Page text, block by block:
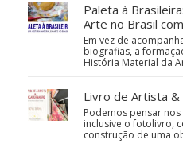
Paleta à
Arte no Brasil
Em vez de
biografias, a
História Material da
Livro de Artista &
Podemos pensar
inclusive o fotolivro,
construção de uma